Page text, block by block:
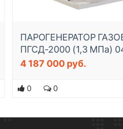
ПАРОГЕНЕРАТОР
ПГСД-2000 (1,3 МПа)
4 187 000 руб.
0 0